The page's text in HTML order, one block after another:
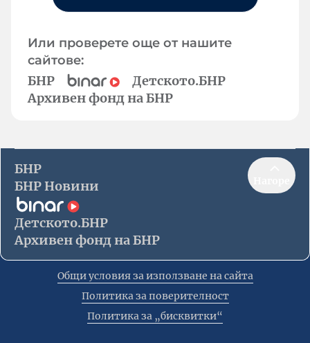
Или проверете още от нашите
сайтове:
БНР
Детското.БНР
Архивен фонд на БНР
БНР
БНР Новини
Детското.БНР
Архивен фонд на БНР
Общи условия за използване на сайта
Политика за поверителност
Политика за „бисквитки“